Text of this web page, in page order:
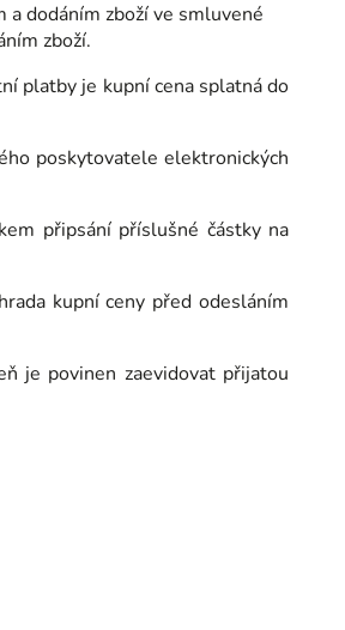
dodáním zboží ve smluvené
zboží.
platby je kupní cena splatná do
poskytovatele elektronických
připsání příslušné částky na
kupní ceny před odesláním
je povinen zaevidovat přijatou